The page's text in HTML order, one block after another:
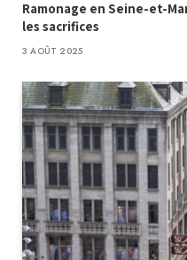
Ramonage en Seine-et-
les sacrifices
3 AOÛT 2025